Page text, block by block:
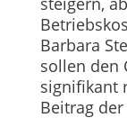
Barbara
sollen den
signifikant
Beitrag